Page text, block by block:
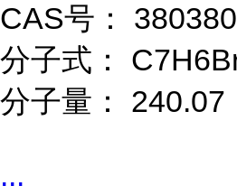
CAS号：
分子式：
分子量： 240.07
...